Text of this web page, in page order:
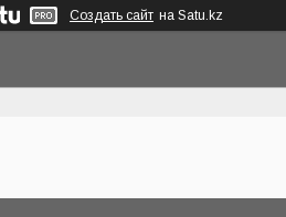
Создать сайт на Satu.kz